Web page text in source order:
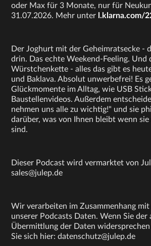
oder Max für 3 Monate, nur für
31.07.2026. Mehr unter l.klarna.com/
Der Joghurt mit der Geheimratsecke -
drin. Das echte Weekend-Feeling.
Würstchenkette - alles das gibt es
und Baklava. Absolut unwerbefrei! Es
Glückmomente im Alltag, wie USB
Baustellenvideos. Außerdem
nehmen uns alle zu wichtig!" und sie
darüber, was von Ihnen bleibt wenn
sind.
Dieser Podcast wird vermarktet von
sales@julep.de
Wir verarbeiten im Zusammenhang
unserer Podcasts Daten. Wenn Sie der
Übermittlung der Daten
Sie sich hier: datenschutz@julep.de